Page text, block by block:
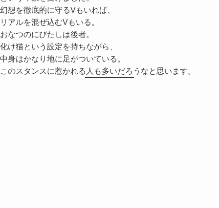
幻想を徹底的に守るVもいれば、
リアルを混ぜ込むVもいる。
おなつのにびたしは後者。
化け猫という設定を持ちながら、
中身はかなり地に足がついている。
このスタンスに惹かれる人も多いだろうなと思います。